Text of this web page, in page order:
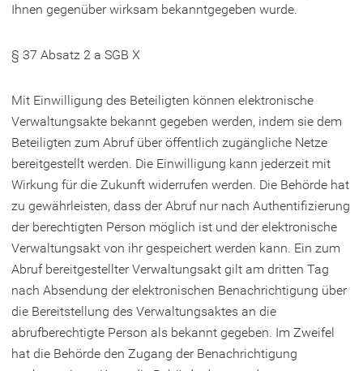
Ihnen gegenüber wirksam bekanntgegeben wurde.
§ 37 Absatz 2 a SGB X
Mit Einwilligung des Beteiligten können elektronische
Verwaltungsakte bekannt gegeben werden, indem sie dem
Beteiligten zum Abruf über öffentlich zugängliche Netze
bereitgestellt werden. Die Einwilligung kann jederzeit mit
Wirkung für die Zukunft widerrufen werden. Die Behörde hat
zu gewährleisten, dass der Abruf nur nach Authentifizierung
der berechtigten Person möglich ist und der elektronische
Verwaltungsakt von ihr gespeichert werden kann. Ein zum
Abruf bereitgestellter Verwaltungsakt gilt am dritten Tag
nach Absendung der elektronischen Benachrichtigung über
die Bereitstellung des Verwaltungsaktes an die
abrufberechtigte Person als bekannt gegeben. Im Zweifel
hat die Behörde den Zugang der Benachrichtigung